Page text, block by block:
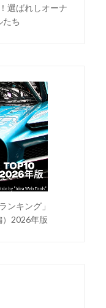
選ばれしオーナ
たち
ンキング」
2026年版